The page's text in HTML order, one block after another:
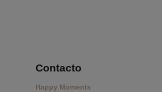
Contacto
Happy Moments